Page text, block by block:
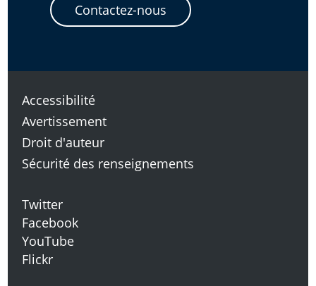
Contactez-nous
Accessibilité
Avertissement
Droit d'auteur
Sécurité des renseignements
Twitter
Facebook
YouTube
Flickr